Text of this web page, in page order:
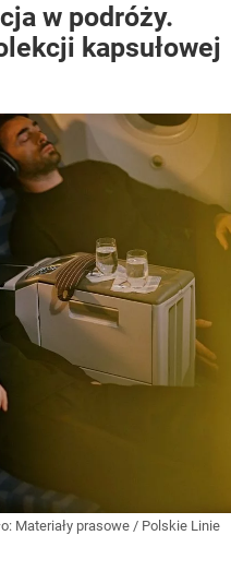
w podróży.
kapsułowej
Materiały prasowe / Polskie Linie